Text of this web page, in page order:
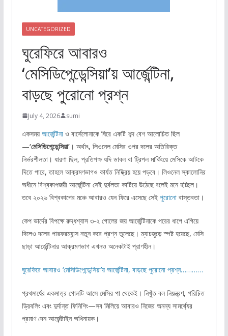
UNCATEGORIZED
ঘুরেফিরে আবারও
‘মেসিডিপেন্ডেন্সিয়া’য় আর্জেন্টিনা,
বাড়ছে পুরোনো প্রশ্ন
July 4, 2026 sumi
একসময় আর্জেন্টিনাও বার্সেলোনাকে ঘিরে একটি শব্দ বেশ আলোচিত ছিল
—‘মেসিডিপেন্ডেন্সিয়া’। অর্থাৎ, লিওনেল মেসির ওপর দলের অতিরিক্ত
নির্ভরশীলতা। ধারণা ছিল, প্রতিপক্ষ যদি ডাবল বা ট্রিপল মার্কিংয়ে মেসিকে আটকে
দিতে পারে, তাহলে আক্রমণভাগও কার্যত নিষ্ক্রিয় হয়ে পড়বে। লিওনেল স্কালোনির
অধীনে বিশ্বকাপজয়ী আর্জেন্টিনা সেই দুর্বলতা কাটিয়ে উঠেছে বলেই মনে হচ্ছিল।
তবে ২০২৬ বিশ্বকাপের মঞ্চে আবারও যেন ফিরে এসেছে সেই পুরোনোবাস্তবতা।
কেপ ভার্দের বিপক্ষে রুদ্ধশ্বাস ৩-২ গোলের জয় আর্জেন্টিনাকে পরের ধাপে এগিয়ে
দিলেও দলের পারফরম্যান্স নতুন করে প্রশ্ন তুলেছে। ম্যাচজুড়ে স্পষ্ট হয়েছে, মেসি
ছাড়া আর্জেন্টিনার আক্রমণভাগ এখনও অনেকটাই প্রাণহীন।
ঘুরেফিরে আবারও ‘মেসিডিপেন্ডেন্সিয়া’য় আর্জেন্টিনা, বাড়ছে পুরোনো প্রশ্ন…………
প্রথমার্ধের একমাত্র গোলটি আসে মেসির পা থেকেই। নিখুঁত বল নিয়ন্ত্রণ, পরিচিত
ড্রিবলিং এবং দুর্দান্ত ফিনিশিং—সব মিলিয়ে আবারও নিজের অনন্য সামর্থ্যের
প্রমাণ দেন আর্জেন্টাইন অধিনায়ক।